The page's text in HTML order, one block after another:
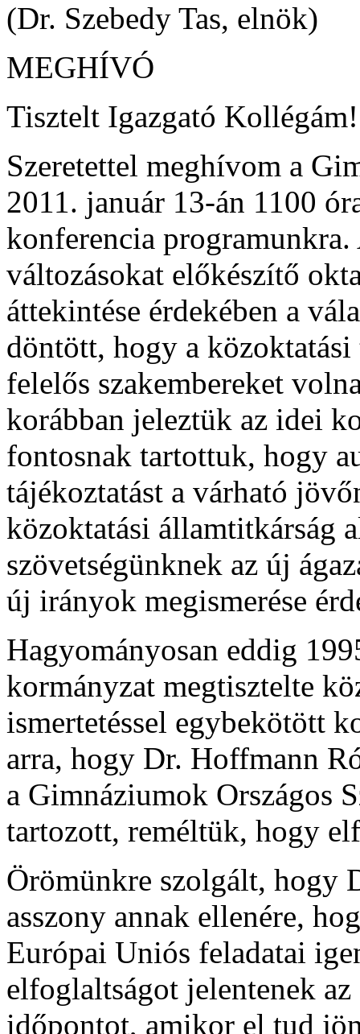
(Dr. Szebedy Tas, elnök)
MEGHÍVÓ
Tisztelt Igazgató Kollégám!
Szeretettel meghívom a
2011. január 13-án 1100
konferencia
változásokat előkészítő
áttekintése érdekében a
döntött, hogy a
felelős szakembereket
korábban jeleztük az idei
fontosnak tartottuk, hogy
tájékoztatást a várható
közoktatási államtitkárság
szövetségünknek az új
új irányok megismerése
Hagyományosan eddig
kormányzat megtisztelte
ismertetéssel egybekötött
arra, hogy Dr. Hoffmann
a Gimnáziumok Országos
tartozott, reméltük, hogy
Örömünkre szolgált, hogy
asszony annak ellenére,
Európai Uniós feladatai
elfoglaltságot jelentenek
időpontot, amikor el tud